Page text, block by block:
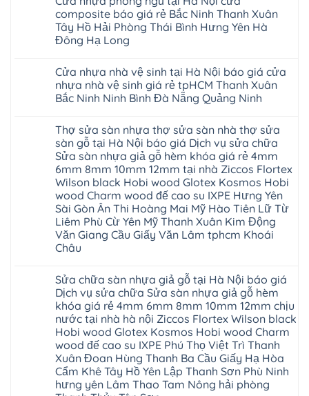
Đức
Ninh
Giang
Hải
Phòng
Đan
Phượng
Gia
Lộc
Quảng
Miện
Nghệ
An
Thanh
Hà
Ninh
Bình
Thái
Bình
Thanh
Hóa
Quỳnh
Phụ
Phú
Cai
Tuyên
Quang
An
Quảng
Ninh
Phú
Thọ
Tuyên
Quang
Đan
Phượng
Hưng
Yên
Ninh
Phòng
tại
Việt
Nam
6mm
đế
cao
su
Hà
giả
vân
gỗ
tạo
không
trọng
luận
ở
Sàn
nhựa
Glotex
bao
nhiêu
Sàn
nhựa
Glotex
có
tốt
không
sàn
nhựa
glotex
của
nước
nào
Hà
Nội
Thanh
Xuân
tpHCM
Gia
Lâm
Phú
Thọ
Hải
Phòng
Sóc
Sơn
Ninh
Bình
Hưng
Yên
composite báo giá rẻ Bắc Ninh Thanh Xuân
Tây Hồ Hải Phòng Thái Bình Hưng Yên Hà
Đông Hạ Long
bình
luận
ở
Cửa
ngủ
tại
Hà
Nội
cửa
composite
báo
giá
rẻ
Bắc
Ninh
Thanh
Xuân
Tây
Hồ
Thái
Bình
Hưng
Yên
Đông
Hạ
Long
Cửa nhựa nhà vệ sinh tại Hà Nội báo giá cửa
nhựa nhà vệ sinh giá rẻ tpHCM Thanh Xuân
Bắc Ninh Ninh Bình Đà Nẵng Quảng Ninh
bình
luận
ở
Cửa
nhựa
nhà
vệ
sinh
tại
Hà
Nội
báo
giá
cửa
nhựa
vệ
sinh
giá
rẻ
tpHCM
Thanh
Xuân
Bắc
Ninh
Ninh
Bình
Đà
Nẵng
Quảng
Thợ sửa sàn nhựa thợ sửa sàn nhà thợ sửa
sàn gỗ tại Hà Nội báo giá Dịch vụ sửa chữa
Sửa sàn nhựa giả gỗ hèm khóa giá rẻ 4mm
6mm 8mm 10mm 12mm tại nhà Ziccos Flortex
Wilson black Hobi wood Glotex Kosmos Hobi
wood Charm wood đế cao su IXPE Hưng Yên
Sài Gòn Ân Thi Hoàng Mai Mỹ Hào Tiên Lữ Từ
Liêm Phù Cừ Yên Mỹ Thanh Xuân Kim Động
Văn Giang Cầu Giấy Văn Lâm tphcm Khoái
Châu
bình
luận
ở
Thợ
sửa
sàn
nhựa
thợ
sửa
sàn
nhà
thợ
sửa
Sửa chữa sàn nhựa giả gỗ tại Hà Nội báo giá
Dịch vụ sửa chữa Sửa sàn nhựa giả gỗ hèm
khóa giá rẻ 4mm 6mm 8mm 10mm 12mm chịu
nước tại nhà hà nội Ziccos Flortex Wilson black
Hobi wood Glotex Kosmos Hobi wood Charm
wood đế cao su IXPE Phú Thọ Việt Trì Thanh
Xuân Đoan Hùng Thanh Ba Cầu Giấy Hạ Hòa
Cẩm Khê Tây Hồ Yên Lập Thanh Sơn Phù Ninh
hưng yên Lâm Thao Tam Nông hải phòng